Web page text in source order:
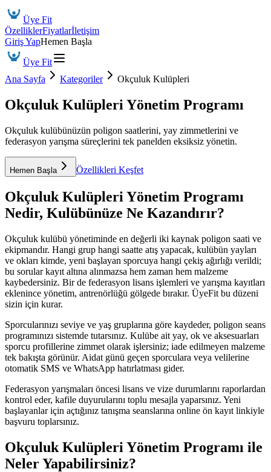
Üye Fit
ÖzelliklerFiyatlarİletişim
Giriş YapHemen Başla
Üye Fit
Ana Sayfa
Kategoriler Okçuluk Kulüpleri
Okçuluk Kulüpleri Yönetim Programı
Okçuluk kulübünüzün poligon saatlerini, yay zimmetlerini ve
federasyon yarışma süreçlerini tek panelden eksiksiz yönetin.
Hemen Başla Özellikleri Keşfet
Okçuluk Kulüpleri Yönetim Programı
Nedir, Kulübünüze Ne Kazandırır?
Okçuluk kulübü yönetiminde en değerli iki kaynak poligon saati ve
ekipmandır. Hangi grup hangi saatte atış yapacak, kulübün yayları
ve okları kimde, yeni başlayan sporcuya hangi çekiş ağırlığı verildi;
bu sorular kayıt altına alınmazsa hem zaman hem malzeme
kaybedersiniz. Bir de federasyon lisans işlemleri ve yarışma kayıtları
eklenince yönetim, antrenörlüğü gölgede bırakır. ÜyeFit bu düzeni
sizin için kurar.
Sporcularınızı seviye ve yaş gruplarına göre kaydeder, poligon seans
programınızı sistemde tutarsınız. Kulübe ait yay, ok ve aksesuarları
sporcu profillerine zimmet olarak işlersiniz; iade edilmeyen malzeme
tek bakışta görünür. Aidat günü geçen sporculara veya velilerine
otomatik SMS ve WhatsApp hatırlatması gider.
Federasyon yarışmaları öncesi lisans ve vize durumlarını raporlardan
kontrol eder, kafile duyurularını toplu mesajla yaparsınız. Yeni
başlayanlar için açtığınız tanışma seanslarına online ön kayıt linkiyle
başvuru toplarsınız.
Okçuluk Kulüpleri Yönetim Programı ile
Neler Yapabilirsiniz?